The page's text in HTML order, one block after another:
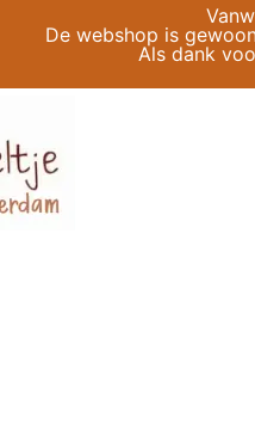
De webshop is
Als dank